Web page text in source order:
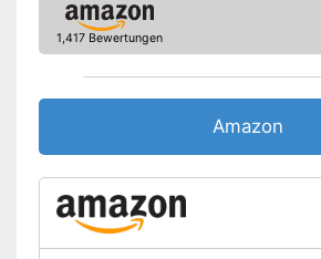
1,417 Bewertungen
Amazon